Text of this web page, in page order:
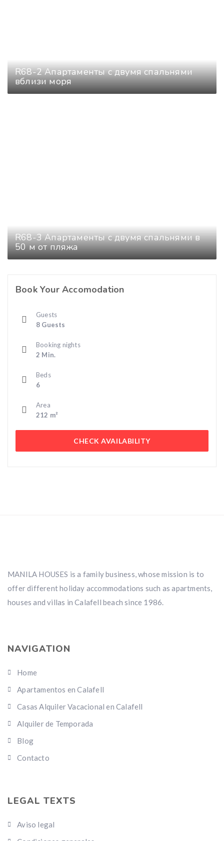
R68-2 Апартаменты с двумя спальнями
вблизи моря
R68-3 Апартаменты с двумя спальнями в
50 м от пляжа
Book Your Accomodation
Guests
8 Guests
Booking nights
2 Min.
Beds
6
Area
212 m²
CHECK AVAILABILITY
MANILA HOUSES is a family business, whose mission is to
offer different holiday accommodations such as apartments,
houses and villas in Calafell beach since 1986.
NAVIGATION
Home
Apartamentos en Calafell
Casas Alquiler Vacacional en Calafell
Alquiler de Temporada
Blog
Contacto
LEGAL TEXTS
Aviso legal